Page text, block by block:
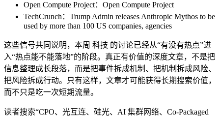
Open Compute Project：Open Compute Project
TechCrunch：Trump Admin releases Anthropic Mythos to be
used by more than 100 US companies, agencies
这些信号共同说明，本周 科技 的讨论已经从“有没有热点”进
入“热点能不能落地”的阶段。真正有价值的深度文章，不是把
信息整理成长段落，而是把事件拆成机制、把机制拆成风险、
把风险拆成行动。只有这样，文章才可能获得长期搜索价值，
而不只是吃一次短期流量。
读者搜索“CPO、光互连、硅光、AI 集群网络、Co-Packaged